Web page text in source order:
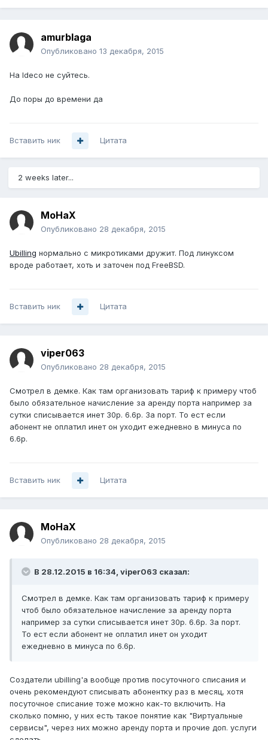
amurblaga
Опубликовано 13 декабря, 2015
На Ideco не суйтесь.
До поры до времени да
Вставить ник Цитата
2 weeks later...
MoHaX
Опубликовано 28 декабря, 2015
Ubilling нормально с микротиками дружит. Под линуксом
вроде работает, хоть и заточен под FreeBSD.
Вставить ник Цитата
viper063
Опубликовано 28 декабря, 2015
Смотрел в демке. Как там организовать тариф к примеру чтоб
было обязательное начисление за аренду порта например за
сутки списывается инет 30р. 6.6р. За порт. То ест если
абонент не оплатил инет он уходит ежедневно в минуса по
6.6р.
Вставить ник Цитата
MoHaX
Опубликовано 28 декабря, 2015
В 28.12.2015 в 16:34, viper063 сказал:
Смотрел в демке. Как там организовать тариф к примеру
чтоб было обязательное начисление за аренду порта
например за сутки списывается инет 30р. 6.6р. За порт.
То ест если абонент не оплатил инет он уходит
ежедневно в минуса по 6.6р.
Создатели ubilling'а вообще против посуточного списания и
очень рекомендуют списывать абонентку раз в месяц, хотя
посуточное списание тоже можно как-то включить. На
сколько помню, у них есть такое понятие как "Виртуальные
сервисы", через них можно аренду порта и прочие доп. услуги